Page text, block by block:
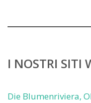
I NOSTRI SITI
Die Blumenriviera,